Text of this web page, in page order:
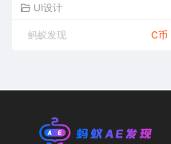
UI设计
蚂蚁发现 C币